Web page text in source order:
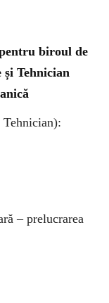
biroul de
Tehnician
– prelucrarea